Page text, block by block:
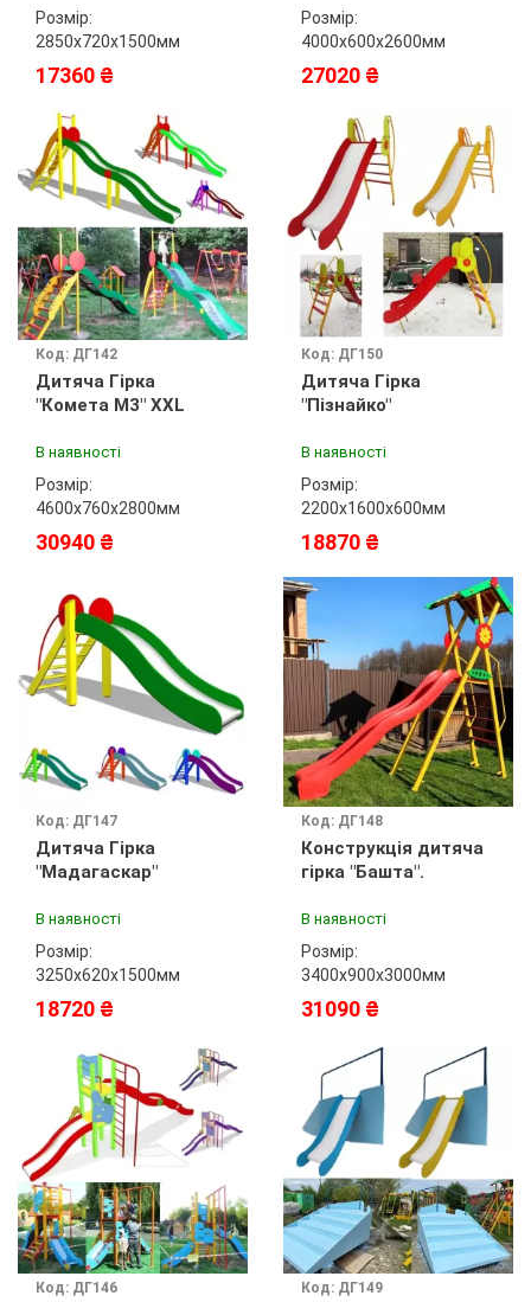
Розмір:
2850х720х1500мм
17360 ₴
Розмір:
4000х600х2600мм
27020 ₴
Код: ДГ142
Дитяча Гірка
"Комета М3" XXL
В наявності
Розмір:
4600х760х2800мм
30940 ₴
Код: ДГ150
Дитяча Гірка
"Пізнайко"
В наявності
Розмір:
2200х1600х600мм
18870 ₴
Код: ДГ147
Дитяча Гірка
"Мадагаскар"
В наявності
Розмір:
3250х620х1500мм
18720 ₴
Код: ДГ148
Конструкція дитяча
гірка "Башта".
В наявності
Розмір:
3400х900х3000мм
31090 ₴
Код: ДГ146 Код: ДГ149